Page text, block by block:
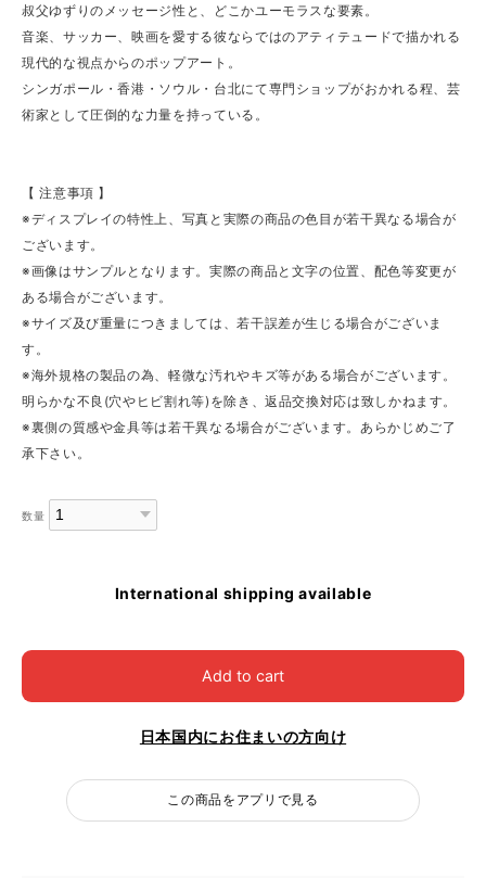
叔父ゆずりのメッセージ性と、どこかユーモラスな要素。
音楽、サッカー、映画を愛する彼ならではのアティテュードで描かれる
現代的な視点からのポップアート。
シンガポール・香港・ソウル・台北にて専門ショップがおかれる程、芸
術家として圧倒的な力量を持っている。
【 注意事項 】
※ディスプレイの特性上、写真と実際の商品の色目が若干異なる場合が
ございます。
※画像はサンプルとなります。実際の商品と文字の位置、配色等変更が
ある場合がございます。
※サイズ及び重量につきましては、若干誤差が生じる場合がございま
す。
※海外規格の製品の為、軽微な汚れやキズ等がある場合がございます。
明らかな不良(穴やヒビ割れ等)を除き、返品交換対応は致しかねます。
※裏側の質感や金具等は若干異なる場合がございます。あらかじめご了
承下さい。
数量
International shipping available
Add to cart
日本国内にお住まいの方向け
この商品をアプリで見る